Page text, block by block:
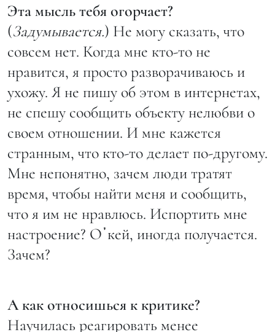
Эта мысль тебя огорчает?
(Задумывается.) Не могу сказать, что
совсем нет. Когда мне кто-то не
нравится, я просто разворачиваюсь и
ухожу. Я не пишу об этом в интернетах,
не спешу сообщить объекту нелюбви о
своем отношении. И мне кажется
странным, что кто-то делает по-другому.
Мне непонятно, зачем люди тратят
время, чтобы найти меня и сообщить,
что я им не нравлюсь. Испортить мне
настроение? О᾿кей, иногда получается.
Зачем?
А как относишься к критике?
Научилась реагировать менее